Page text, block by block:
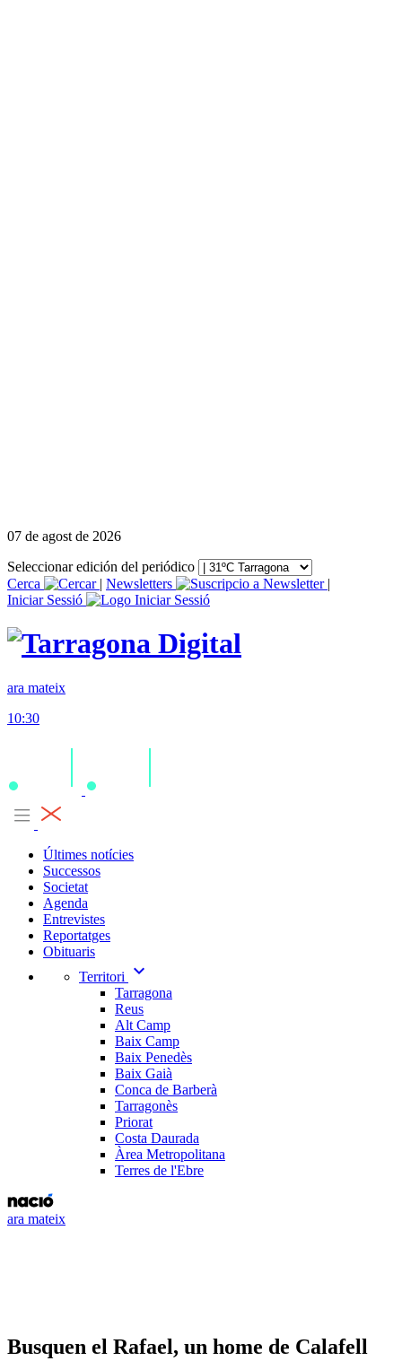
07 de agost de 2026
Seleccionar edición del periódico
Cerca
| Newsletters
|
Iniciar Sessió
ara mateix
10:30
Últimes notícies
Successos
Societat
Agenda
Entrevistes
Reportatges
Obituaris
Territori
expand_more
Tarragona
Reus
Alt Camp
Baix Camp
Baix Penedès
Baix Gaià
Conca de Barberà
Tarragonès
Priorat
Costa Daurada
Àrea Metropolitana
Terres de l'Ebre
ara mateix
Busquen el Rafael, un home de Calafell